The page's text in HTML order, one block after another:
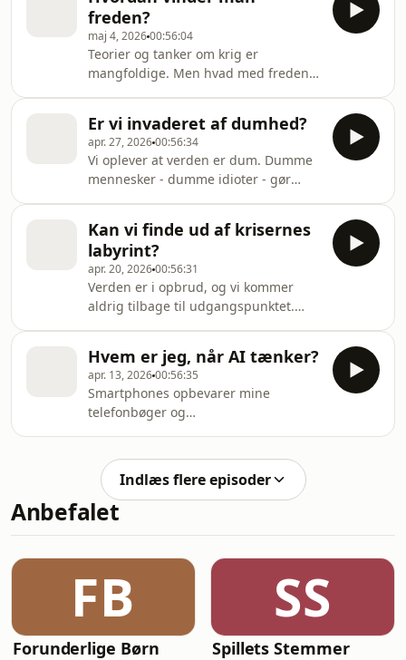
træd
patriarkatet overhovedet nogens ven,
når mænd angiveligt lider lige så
meget under kulturen, som kvinder
gør? Hvad er overhovedet
patriarkatets dynamikker, og hvordan
slipper man(d) fri af dem, hvis man
ønsker det? Medvirkende: Søren
Rosenda
freden?
maj 4, 202600:56:04
Teorier og tanker om krig er
mangfoldige. Men hvad med freden?
efter alt at dømme bedre end voldelig
modstand. Så måske skal vi bare
smide våbnene? Medvirkende: Isabel
Bramsen lektor i Freds- og
konfliktstudier, Lunds Universitet og
Morten Dige lektor i filosofi, Aarhus
Universitet. Tilrettelægger og vært:
Carsten Ortmann.
Er vi invaderet af dumhed?
apr. 27, 202600:56:34
Vi oplever at verden er dum. Dumme
mennesker - dumme idioter - gør
På forskellig måde. Hvad er dumhed,
hvad er idioti, og hvornår bliver det til
dum idioti? Medvirkende: Jacob
Bülow, læge og oversætter. Lars Fr. H.
Svendsen, professor i filsofi,
Universitetet i Bergen. Vært: Carsten
Ortmann.
Kan vi finde ud af krisernes
labyrint?
apr. 20, 202600:56:31
Verden er i opbrud, og vi kommer
aldrig tilbage til udgangspunktet.
fanget os i en labyrint af
maskinintelligens, klimakrise og
visnende demokratier. Kan vi finde vej
ud af labyrinten? Og vil vi
overhovedet ud? Medvirkende:
Wolfram Eilenberger, filosof og
forfatter. Tilrettelægger og vært:
Carsten Ortmann.
Hvem er jeg, når AI tænker?
apr. 13, 202600:56:35
Smartphones opbevarer mine
telefonbøger og
tænker for mig, når jeg skal finde
løsninger på allehånde personlige og
professionelle opgaver. Men bliver jeg
dummere, når min hukommelse og
maskiner? Og hvordan påvirker det
min oplevelse af min plads i verden?
Medvirkende: Pia Lauritzen, filosof,
Indlæs flere episoder
Anbefalet
FB
Forunderlige Børn
SS
Spillets Stemmer